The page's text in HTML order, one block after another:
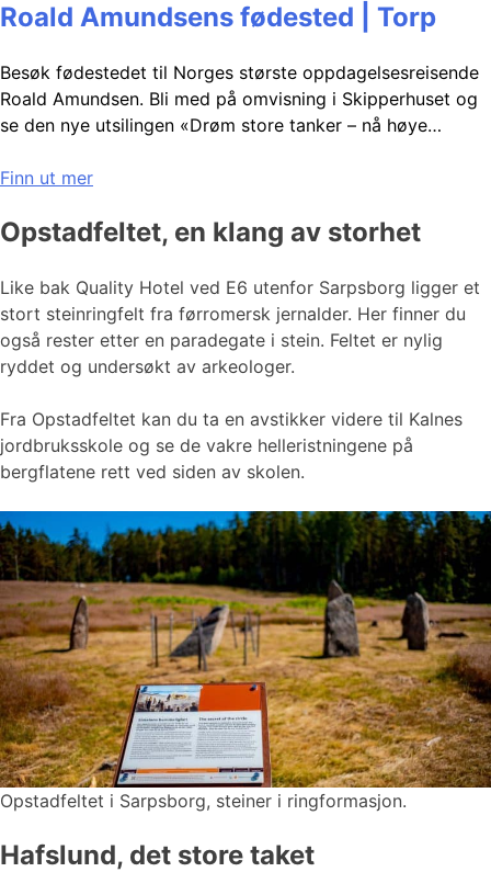
Roald Amundsens fødested | Torp
Besøk fødestedet til Norges største oppdagelsesreisende
Roald Amundsen. Bli med på omvisning i Skipperhuset og
se den nye utsilingen «Drøm store tanker – nå høye…
Finn ut mer
Opstadfeltet, en klang av storhet
Like bak Quality Hotel ved E6 utenfor Sarpsborg ligger et
stort steinringfelt fra førromersk jernalder. Her finner du
også rester etter en paradegate i stein. Feltet er nylig
ryddet og undersøkt av arkeologer.
Fra Opstadfeltet kan du ta en avstikker videre til Kalnes
jordbruksskole og se de vakre helleristningene på
bergflatene rett ved siden av skolen.
Opstadfeltet i Sarpsborg, steiner i ringformasjon.
Hafslund, det store taket